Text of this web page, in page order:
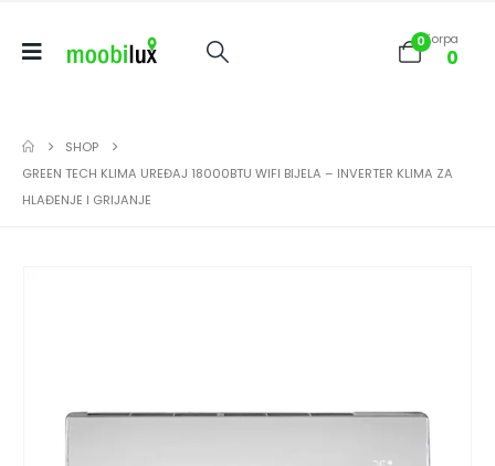
0Korpa
0
SHOP
GREEN TECH KLIMA UREĐAJ 18000BTU WIFI BIJELA – INVERTER KLIMA ZA
HLAĐENJE I GRIJANJE